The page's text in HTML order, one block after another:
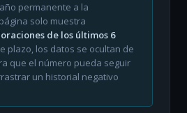
permanente a la
solo muestra
de los últimos 6
plazo, los datos se ocultan de
que el número pueda seguir
un historial negativo